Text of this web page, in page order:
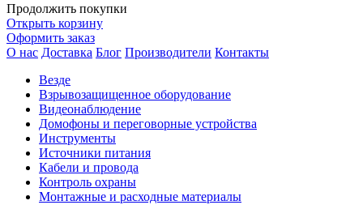
Продолжить покупки
Открыть корзину
Оформить заказ
О нас Доставка Блог Производители Контакты
Везде
Взрывозащищенное оборудование
Видеонаблюдение
Домофоны и переговорные устройства
Инструменты
Источники питания
Кабели и провода
Контроль охраны
Монтажные и расходные материалы